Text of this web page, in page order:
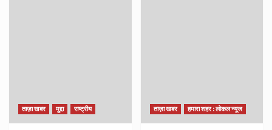
ताज़ा खबर मुद्दा राष्ट्रीय ताज़ा खबर हमारा शहर : लोकल न्यूज